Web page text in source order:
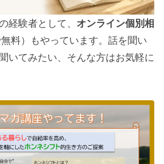
経験者として、 オンライン個別相
料）もやっています。話を聞い
いてみたい、そんな方はお気軽に